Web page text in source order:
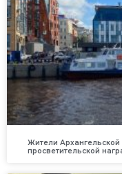
Жители Архангельской
просветительской